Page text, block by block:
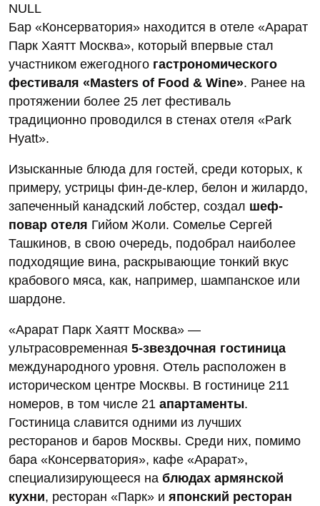
NULL
Бар «Консерватория» находится в отеле «Арарат
Парк Хаятт Москва», который впервые стал
участником ежегодного гастрономического
фестиваля «Masters of Food & Wine». Ранее на
протяжении более 25 лет фестиваль
традиционно проводился в стенах отеля «Park
Hyatt».
Изысканные блюда для гостей, среди которых, к
примеру, устрицы фин-де-клер, белон и жилардо,
запеченный канадский лобстер, создал шеф-
повар отеля Гийом Жоли. Сомелье Сергей
Ташкинов, в свою очередь, подобрал наиболее
подходящие вина, раскрывающие тонкий вкус
крабового мяса, как, например, шампанское или
шардоне.
«Арарат Парк Хаятт Москва» —
ультрасовременная 5-звездочная гостиница
международного уровня. Отель расположен в
историческом центре Москвы. В гостинице 211
номеров, в том числе 21 апартаменты.
Гостиница славится одними из лучших
ресторанов и баров Москвы. Среди них, помимо
бара «Консерватория», кафе «Арарат»,
специализирующееся на блюдах армянской
кухни, ресторан «Парк» и японский ресторан